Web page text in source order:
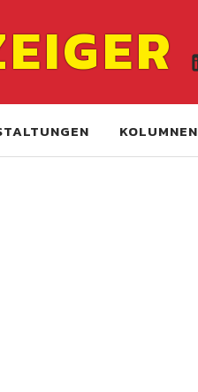
KOLUMNEN